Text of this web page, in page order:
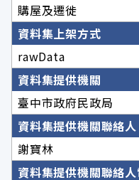
購屋及遷徙
資料集上架方式
rawData
資料集提供機關
臺中市政府民政局
資料集提供機關聯絡人
謝寶林
資料集提供機關聯絡